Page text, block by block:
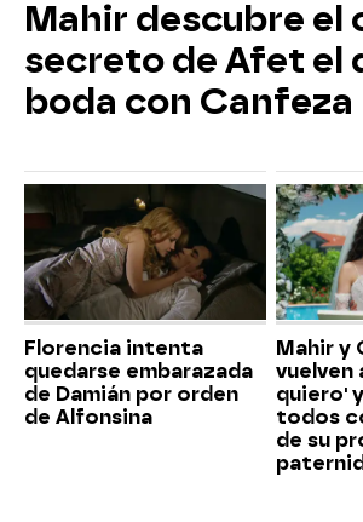
Mahir descubre el
secreto de Afet el
boda con Canfeza
Florencia intenta
quedarse embarazada
de Damián por orden
de Alfonsina
Mahir y
vuelven
quiero'
todos
de su